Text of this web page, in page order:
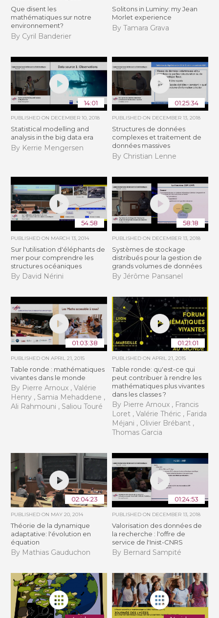
Que disent les
mathématiques sur notre
environnement?
By Cyril Banderier
Solitons in Luminy: my Jean
Morlet experience
By Tamara Grava
14:01
PUBLISHED ON DECEMBER 10, 2018
Statistical modelling and
analysis in the big data era
By Kerrie Mengersen
01:25:34
PUBLISHED ON DECEMBER 13, 2018
Structures de données
complexes et traitement de
données massives
By Christian Lenne
54:58
PUBLISHED ON MARCH 13, 2014
Sur l'utilisation d'éléphants de
mer pour comprendre les
structures océaniques
By David Nérini
58:18
PUBLISHED ON DECEMBER 13, 2018
Systèmes de stockage
distribués pour la gestion de
grands volumes de données
By Jérôme Pansanel
01:03:38
PUBLISHED ONAPRIL 21, 2015
Table ronde : mathématiques
vivantes dans le monde
By Pierre Arnoux , Valérie
Henry , Samia Mehaddene ,
Ali Rahmouni , Saliou Touré
01:21:01
PUBLISHED ON APRIL 21, 2015
Table ronde: qu'est-ce qui
peut contribuer à rendre les
mathématiques plus vivantes
dans les classes ?
By Pierre Arnoux , Francis
Loret , Valérie Théric , Farida
Méjani , Olivier Brébant ,
Thomas Garcia
02:04:23
PUBLISHED ON MAY 20, 2014
Théorie de la dynamique
adaptative: l'évolution en
équation
By Mathias Gauduchon
01:24:53
PUBLISHED ON DECEMBER 13, 2018
Valorisation des données de
la recherche : l'offre de
service de l'Inist-CNRS
By Bernard Sampité